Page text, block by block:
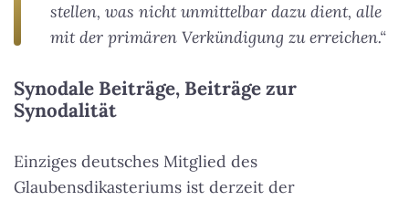
stellen, was nicht unmittelbar dazu dient, alle
mit der primären Verkündigung zu erreichen.“
Synodale Beiträge, Beiträge zur
Synodalität
Einziges deutsches Mitglied des
Glaubensdikasteriums ist derzeit der